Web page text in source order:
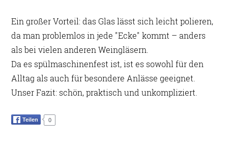
Ein großer Vorteil: das Glas lässt sich leicht polieren,
da man problemlos in jede "Ecke" kommt – anders
als bei vielen anderen Weingläsern.
Da es spülmaschinenfest ist, ist es sowohl für den
Alltag als auch für besondere Anlässe geeignet.
Unser Fazit: schön, praktisch und unkompliziert.
Teilen 0